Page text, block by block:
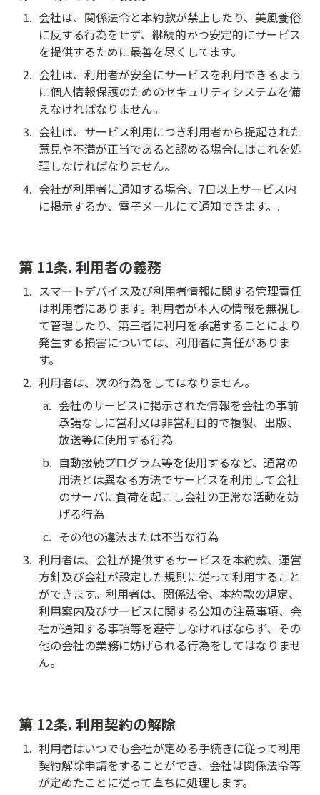
1. 会社は、関係法令と本約款が禁止したり、美風養俗
に反する行為をせず、継続的かつ安定的にサービス
を提供するために最善を尽くしてます。
2. 会社は、利用者が安全にサービスを利用できるよう
に個人情報保護のためのセキュリティシステムを備
えなければなりません。
3. 会社は、サービス利用につき利用者から提起された
意見や不満が正当であると認める場合にはこれを処
理しなければなりません。
4. 会社が利用者に通知する場合、7日以上サービス内
に掲示するか、電子メールにて通知できます。.
第 11条. 利用者の義務
1. スマートデバイス及び利用者情報に関する管理責任
は利用者にあります。利用者が本人の情報を無視し
て管理したり、第三者に利用を承諾することにより
発生する損害については、利用者に責任がありま
す。
2. 利用者は、次の行為をしてはなりません。
a. 会社のサービスに掲示された情報を会社の事前
承諾なしに営利又は非営利目的で複製、出版、
放送等に使用する行為
b. 自動接続プログラム等を使用するなど、通常の
用法とは異なる方法でサービスを利用して会社
のサーバに負荷を起こし会社の正常な活動を妨
げる行為
c. その他の違法または不当な行為
3. 利用者は、会社が提供するサービスを本約款、運営
方針及び会社が設定した規則に従って利用すること
ができます。利用者は、関係法令、本約款の規定、
利用案内及びサービスに関する公知の注意事項、会
社が通知する事項等を遵守しなければならず、その
他の会社の業務に妨げられる行為をしてはなりませ
ん。
第 12条. 利用契約の解除
1. 利用者はいつでも会社が定める手続きに従って利用
契約解除申請をすることができ、会社は関係法令等
が定めたことに従って直ちに処理します。